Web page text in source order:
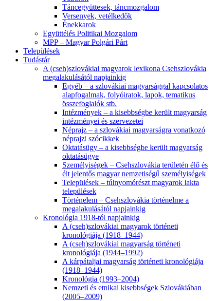
Táncegyüttesek, táncmozgalom
Versenyek, vetélkedők
Énekkarok
Együttélés Politikai Mozgalom
MPP – Magyar Polgári Párt
Települések
Tudástár
A (cseh)szlovákiai magyarok lexikona Csehszlovákia
megalakulásától napjainkig
Egyéb – a szlovákiai magyarsággal kapcsolatos
alapfogalmak, folyóiratok, lapok, tematikus
összefoglalók stb.
Intézmények – a kisebbségbe került magyarság
intézményei és szervezetei
Néprajz – a szlovákiai magyarságra vonatkozó
néprajzi szócikkek
Oktatásügy – a kisebbségbe került magyarság
oktatásügye
Személyiségek – Csehszlovákia területén élő és
élt jelentős magyar nemzetiségű személyiségek
Települések – túlnyomórészt magyarok lakta
települések
Történelem – Csehszlovákia történelme a
megalakulásától napjainkig
Kronológia 1918-tól napjainkig
A (cseh)szlovákiai magyarok történeti
kronológiája (1918–1944)
A (cseh)szlovákiai magyarság történeti
kronológiája (1944–1992)
A kárpátaljai magyarság történeti kronológiája
(1918–1944)
Kronológia (1993–2004)
Nemzeti és etnikai kisebbségek Szlovákiában
(2005–2009)